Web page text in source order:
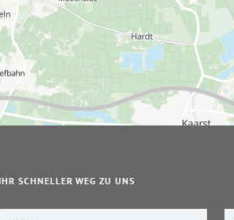
IHR SCHNELLER WEG ZU UNS